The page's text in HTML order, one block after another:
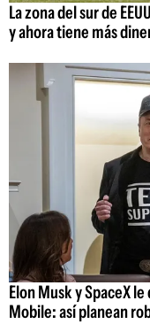
La zona del sur de
y ahora tiene más
Elon Musk y SpaceX
Mobile: así planean